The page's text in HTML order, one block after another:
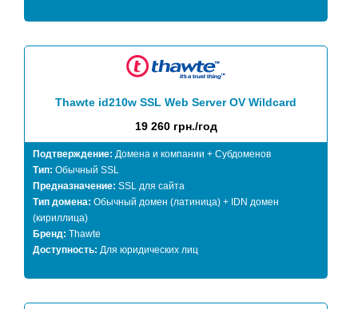
Thawte id210w SSL Web Server OV Wildcard
19 260 грн./год
Подтверждение: Домена и компании + Субдоменов
Тип: Обычный SSL
Предназначение: SSL для сайта
Тип домена: Обычный домен (латиница) + IDN домен
(кириллица)
Бренд: Thawte
Доступность: Для юридических лиц